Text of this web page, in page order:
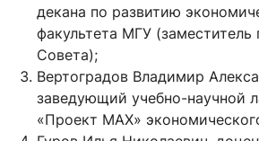
декана по развитию
факультета МГУ (заместитель
Совета);
Вертоградов Владимир
заведующий учебно-научной
«Проект МАХ»